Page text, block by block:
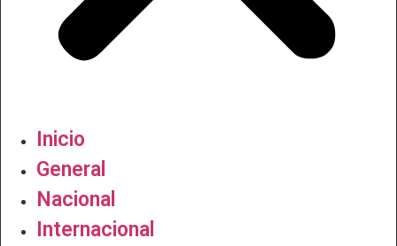
Inicio
General
Nacional
Internacional